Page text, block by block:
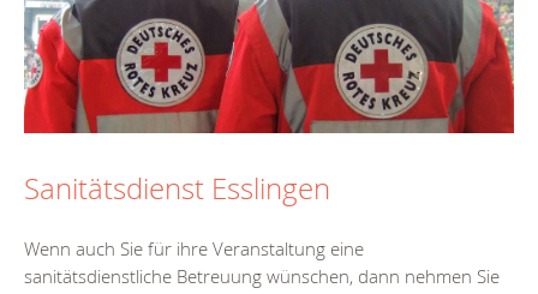
Sanitätsdienst Esslingen
Wenn auch Sie für ihre Veranstaltung eine
sanitätsdienstliche Betreuung wünschen, dann nehmen Sie